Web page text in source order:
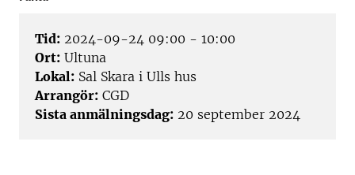
Tid: 2024-09-24 09:00 - 10:00
Ort: Ultuna
Lokal: Sal Skara i Ulls hus
Arrangör: CGD
Sista anmälningsdag: 20 september 2024